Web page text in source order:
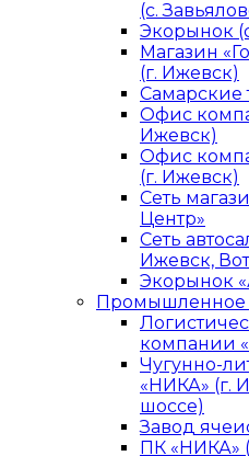
(с.
Экорынок
Магазин
(г. Ижевск)
Самарские
Офис
Ижевск)
Офис
(г. Ижевск)
Сеть
Центр»
Сеть
Ижевск,
Экорынок
Промышленное
компании
Чугунно-
«НИКА» (г.
шоссе)
Завод
ПК «НИКА»